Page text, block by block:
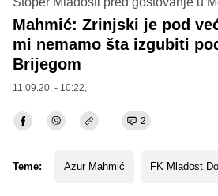
Mahmić: Zrinjski je pod
mi nemamo šta izgubiti
Brijegom
11.09.20. - 10:22,
2
Teme: Azur Mahmić FK Mladost